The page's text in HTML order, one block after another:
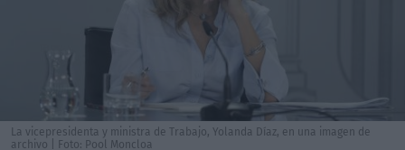
La vicepresidenta y ministra de Trabajo, Yolanda Díaz, en una imagen de
archivo | Foto: Pool Moncloa